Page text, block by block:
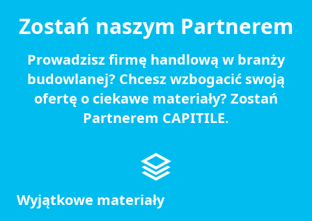
Zostań naszym Partnerem
Prowadzisz firmę handlową w branży
budowlanej? Chcesz wzbogacić swoją
ofertę o ciekawe materiały? Zostań
Partnerem CAPITILE.
Wyjątkowe materiały